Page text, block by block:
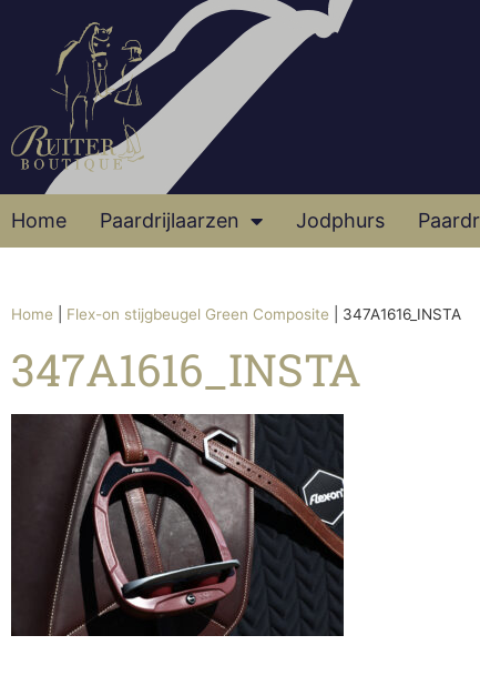
Home Paardrijlaarzen Jodphurs
Home Flex-on stijgbeugel Green Composite 347A1616_INSTA
347A1616_INSTA